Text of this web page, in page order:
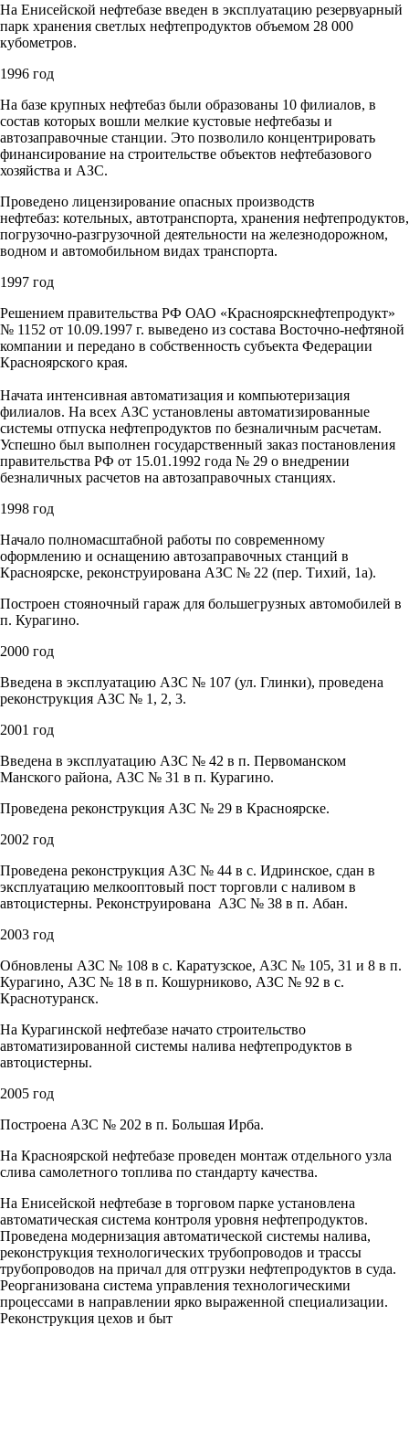
На Енисейской нефтебазе введен в эксплуатацию резервуарный
парк хранения светлых нефтепродуктов объемом 28 000
кубометров.
1996 год
На базе крупных нефтебаз были образованы 10 филиалов, в
состав которых вошли мелкие кустовые нефтебазы и
автозаправочные станции. Это позволило концентрировать
финансирование на строительстве объектов нефтебазового
хозяйства и АЗС.
Проведено лицензирование опасных производств
нефтебаз: котельных, автотранспорта, хранения нефтепродуктов,
погрузочно-разгрузочной деятельности на железнодорожном,
водном и автомобильном видах транспорта.
1997 год
Решением правительства РФ ОАО «Красноярскнефтепродукт»
№ 1152 от 10.09.1997 г. выведено из состава Восточно-нефтяной
компании и передано в собственность субъекта Федерации
Красноярского края.
Начата интенсивная автоматизация и компьютеризация
филиалов. На всех АЗС установлены автоматизированные
системы отпуска нефтепродуктов по безналичным расчетам.
Успешно был выполнен государственный заказ постановления
правительства РФ от 15.01.1992 года № 29 о внедрении
безналичных расчетов на автозаправочных станциях.
1998 год
Начало полномасштабной работы по современному
оформлению и оснащению автозаправочных станций в
Красноярске, реконструирована АЗС № 22 (пер. Тихий, 1а).
Построен стояночный гараж для большегрузных автомобилей в
п. Курагино.
2000 год
Введена в эксплуатацию АЗС № 107 (ул. Глинки), проведена
реконструкция АЗС № 1, 2, 3.
2001 год
Введена в эксплуатацию АЗС № 42 в п. Первоманском
Манского района, АЗС № 31 в п. Курагино.
Проведена реконструкция АЗС № 29 в Красноярске.
2002 год
Проведена реконструкция АЗС № 44 в с. Идринское, сдан в
эксплуатацию мелкооптовый пост торговли с наливом в
автоцистерны. Реконструирована АЗС № 38 в п. Абан.
2003 год
Обновлены АЗС № 108 в с. Каратузское, АЗС № 105, 31 и 8 в п.
Курагино, АЗС № 18 в п. Кошурниково, АЗС № 92 в с.
Краснотуранск.
На Курагинской нефтебазе начато строительство
автоматизированной системы налива нефтепродуктов в
автоцистерны.
2005 год
Построена АЗС № 202 в п. Большая Ирба.
На Красноярской нефтебазе проведен монтаж отдельного узла
слива самолетного топлива по стандарту качества.
На Енисейской нефтебазе в торговом парке установлена
автоматическая система контроля уровня нефтепродуктов.
Проведена модернизация автоматической системы налива,
реконструкция технологических трубопроводов и трассы
трубопроводов на причал для отгрузки нефтепродуктов в суда.
Реорганизована система управления технологическими
процессами в направлении ярко выраженной специализации.
Реконструкция цехов и быт